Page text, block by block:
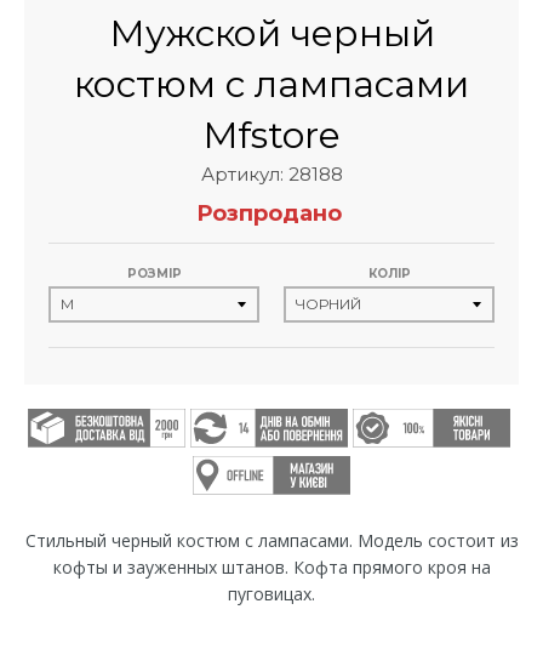
Мужской черный
костюм с лампасами
Mfstore
Артикул: 28188
Розпродано
РОЗМІР КОЛІР
Стильный черный костюм с лампасами. Модель состоит из
кофты и зауженных штанов. Кофта прямого кроя на
пуговицах.